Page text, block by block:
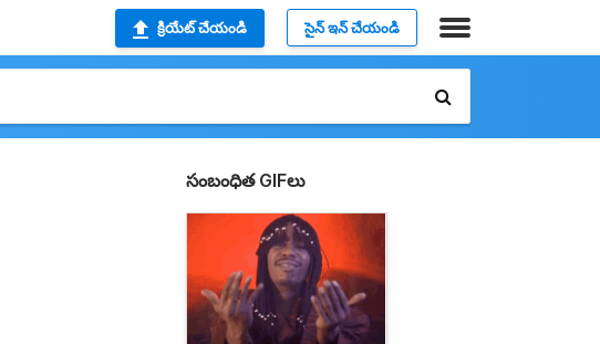
క్రియేట్ చేయండి సైన్ ఇన్ చేయండి
సంబంధిత GIFలు